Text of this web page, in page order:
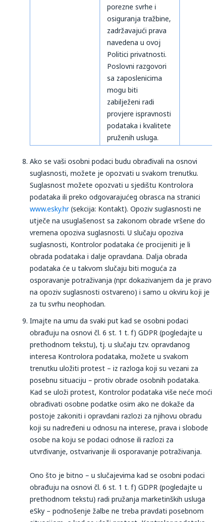
porezne svrhe i
osiguranja tražbine,
zadržavajući prava
navedena u ovoj
Politici privatnosti.
Poslovni razgovori
sa zaposlenicima
mogu biti
zabilježeni radi
provjere ispravnosti
podataka i kvalitete
pruženih usluga.
Ako se vaši osobni podaci budu obrađivali na osnovi
suglasnosti, možete je opozvati u svakom trenutku.
Suglasnost možete opozvati u sjedištu Kontrolora
podataka ili preko odgovarajućeg obrasca na stranici
www.esky.hr(sekcija: Kontakt). Opoziv suglasnosti ne
utječe na usuglašenost sa zakonom obrade vršene do
vremena opoziva suglasnosti. U slučaju opoziva
suglasnosti, Kontrolor podataka će procijeniti je li
obrada podataka i dalje opravdana. Dalja obrada
podataka će u takvom slučaju biti moguća za
osporavanje potraživanja (npr. dokazivanjem da je pravo
na opoziv suglasnosti ostvareno) i samo u okviru koji je
za tu svrhu neophodan.
Imajte na umu da svaki put kad se osobni podaci
obrađuju na osnovi čl. 6 st. 1 t. f) GDPR (pogledajte u
prethodnom tekstu), tj. u slučaju tzv. opravdanog
interesa Kontrolora podataka, možete u svakom
trenutku uložiti protest – iz razloga koji su vezani za
posebnu situaciju – protiv obrade osobnih podataka.
Kad se uloži protest, Kontrolor podataka više neće moći
obrađivati osobne podatke osim ako ne dokaže da
postoje zakoniti i opravdani razlozi za njihovu obradu
koji su nadređeni u odnosu na interese, prava i slobode
osobe na koju se podaci odnose ili razlozi za
utvrđivanje, ostvarivanje ili osporavanje potraživanja.
Ono što je bitno – u slučajevima kad se osobni podaci
obrađuju na osnovi čl. 6 st. 1 t. f) GDPR (pogledajte u
prethodnom tekstu) radi pružanja marketinških usluga
eSky – podnošenje žalbe ne treba pravdati posebnom